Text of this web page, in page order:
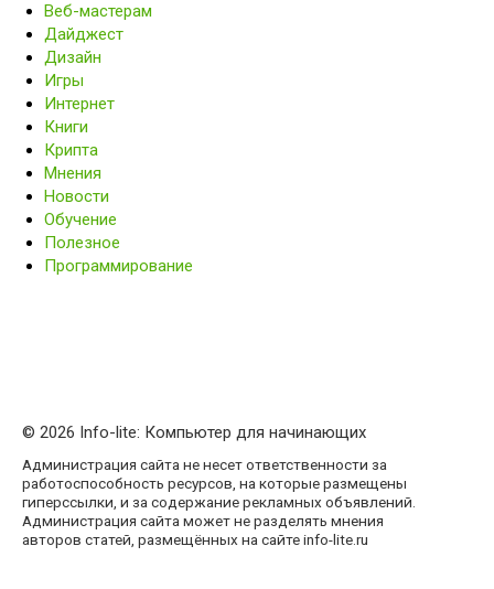
Веб-мастерам
Дайджест
Дизайн
Игры
Интернет
Книги
Крипта
Мнения
Новости
Обучение
Полезное
Программирование
© 2026 Info-lite: Компьютер для начинающих
Администрация сайта не несет ответственности за
работоспособность ресурсов, на которые размещены
гиперссылки, и за содержание рекламных объявлений.
Администрация сайта может не разделять мнения
авторов статей, размещённых на сайте info-lite.ru